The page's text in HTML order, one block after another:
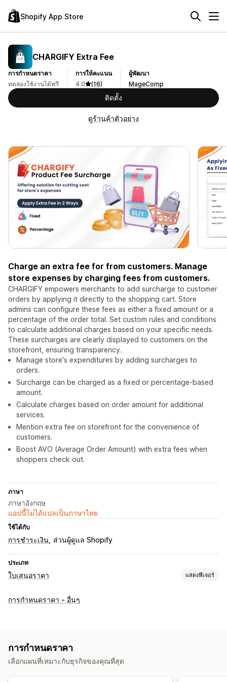
Shopify App Store
CHARGIFY Extra Fee
การกำหนดราคา
ทดลองใช้งานได้ฟรี
การให้คะแนน
4.0
(16)
ผู้พัฒนา
MageComp
ติดตั้ง
ดูร้านค้าตัวอย่าง
Charge an extra fee for from customers. Manage
store expenses by charging fees from customers.
CHARGIFY empowers merchants to add surcharge to customer
orders by applying it directly to the shopping cart. Store
admins can configure these fees as either a fixed amount or a
percentage of the order total. Set custom rules and conditions
to calculate additional charges based on your specific needs.
These surcharges are clearly displayed to customers on the
storefront, ensuring transparency.
Manage store's expenditures by adding surcharges to
orders.
Surcharge can be charged as a fixed or percentage-based
amount.
Calculate charges based on order amount for additional
services.
Mention extra fee on storefront for the convenience of
customers.
Boost AVO (Average Order Amount) with extra fees when
shoppers check out.
ภาษา
ภาษาอังกฤษ
แอปนี้ไม่ได้แปลเป็นภาษาไทย
ใช้ได้กับ
การชำระเงิน ส่วนผู้ดูแล Shopify
ประเภท
ใบเสนอราคา แสดงฟีเจอร์
กฎการกำหนดราคา
การแสดงผลที่กำหนดเอง
การกำหนดราคา - อื่นๆ
การกำหนดราคา
เลือกแผนที่เหมาะกับธุรกิจของคุณที่สุด